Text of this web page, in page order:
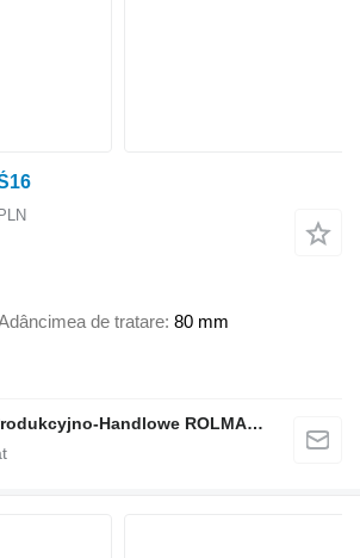
de tratare 80 mm
Przedsiębiorstwo Produkcyjno-Handlowe ROLMAPOL Marcin Dziekan